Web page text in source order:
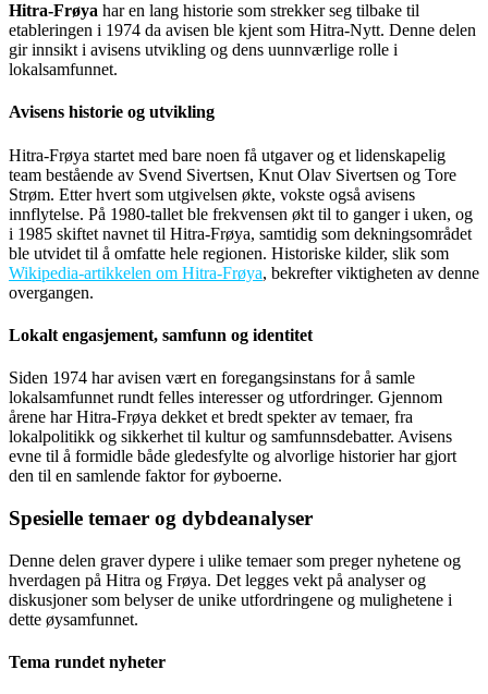
Hitra-Frøya har en lang historie som strekker seg tilbake til
etableringen i 1974 da avisen ble kjent som Hitra-Nytt. Denne delen
gir innsikt i avisens utvikling og dens uunnværlige rolle i
lokalsamfunnet.
Avisens historie og utvikling
Hitra-Frøya startet med bare noen få utgaver og et lidenskapelig
team bestående av Svend Sivertsen, Knut Olav Sivertsen og Tore
Strøm. Etter hvert som utgivelsen økte, vokste også avisens
innflytelse. På 1980-tallet ble frekvensen økt til to ganger i uken, og
i 1985 skiftet navnet til Hitra-Frøya, samtidig som dekningsområdet
ble utvidet til å omfatte hele regionen. Historiske kilder, slik som
Wikipedia-artikkelen om Hitra-Frøya, bekrefter viktigheten av denne
overgangen.
Lokalt engasjement, samfunn og identitet
Siden 1974 har avisen vært en foregangsinstans for å samle
lokalsamfunnet rundt felles interesser og utfordringer. Gjennom
årene har Hitra-Frøya dekket et bredt spekter av temaer, fra
lokalpolitikk og sikkerhet til kultur og samfunnsdebatter. Avisens
evne til å formidle både gledesfylte og alvorlige historier har gjort
den til en samlende faktor for øyboerne.
Spesielle temaer og dybdeanalyser
Denne delen graver dypere i ulike temaer som preger nyhetene og
hverdagen på Hitra og Frøya. Det legges vekt på analyser og
diskusjoner som belyser de unike utfordringene og mulighetene i
dette øysamfunnet.
Tema rundet nyheter